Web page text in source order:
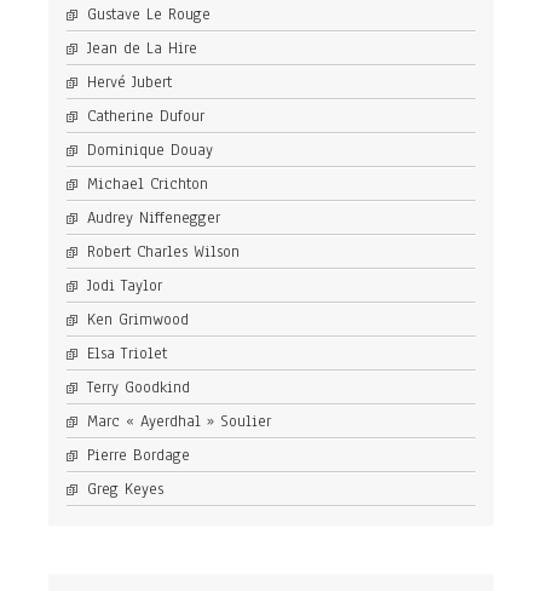
Gustave Le Rouge
Jean de La Hire
Hervé Jubert
Catherine Dufour
Dominique Douay
Michael Crichton
Audrey Niffenegger
Robert Charles Wilson
Jodi Taylor
Ken Grimwood
Elsa Triolet
Terry Goodkind
Marc « Ayerdhal » Soulier
Pierre Bordage
Greg Keyes